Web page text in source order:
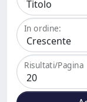
In ordine:
Risultati/Pagina